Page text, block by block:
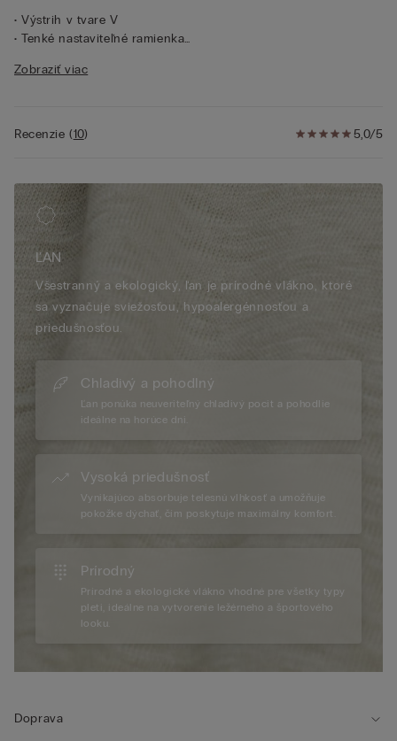
• Výstrih v tvare V
• Tenké nastaviteľné ramienka
• Klasický strih
Zobraziť viac
5,0/5
Recenzie(10)
ĽAN
Všestranný a ekologický, ľan je prírodné vlákno, ktoré
sa vyznačuje sviežosťou, hypoalergénnosťou a
priedušnosťou.
Chladivý a pohodlný
Ľan ponúka neuveriteľný chladivý pocit a pohodlie
ideálne na horúce dni.
Vysoká priedušnosť
Vynikajúco absorbuje telesnú vlhkosť a umožňuje
pokožke dýchať, čím poskytuje maximálny komfort.
Prírodný
Prírodné a ekologické vlákno vhodné pre všetky typy
pleti, ideálne na vytvorenie ležérneho a športového
looku.
Doprava